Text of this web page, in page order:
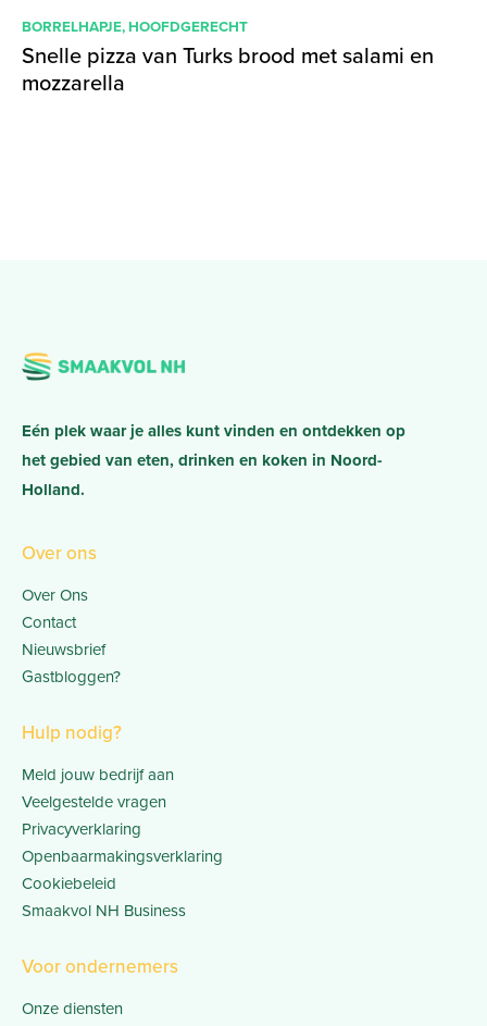
BORRELHAPJE,HOOFDGERECHT
Snelle pizza van Turks brood met salami en
mozzarella
Eén plek waar je alles kunt vinden en ontdekken op
het gebied van eten, drinken en koken in Noord-
Holland.
Over ons
Over Ons
Contact
Nieuwsbrief
Gastbloggen?
Hulp nodig?
Meld jouw bedrijf aan
Veelgestelde vragen
Privacyverklaring
Openbaarmakingsverklaring
Cookiebeleid
Smaakvol NH Business
Voor ondernemers
Onze diensten